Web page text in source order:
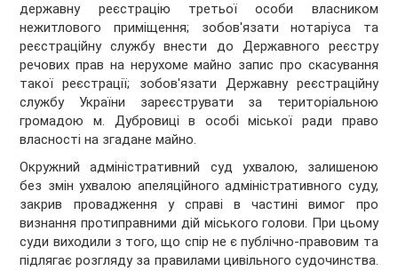
державну реєстрацію третьої особи власником
нежитлового приміщення; зобов'язати нотаріуса та
реєстраційну службу внести до Державного реєстру
речових прав на нерухоме майно запис про скасування
такої реєстрації; зобов'язати Державну реєстраційну
службу України зареєструвати за територіальною
громадою м. Дубровиці в особі міської ради право
власності на згадане майно.
Окружний адміністративний суд ухвалою, залишеною
без змін ухвалою апеляційного адміністративного суду,
закрив провадження у справі в частині вимог про
визнання протиправними дій міського голови. При цьому
суди виходили з того, що спір не є публічно-правовим та
підлягає розгляду за правилами цивільного судочинства.